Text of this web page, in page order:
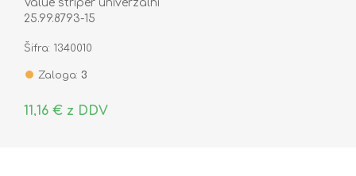
Value striper univerzalni
25.99.8793-15
Šifra: 1340010
Zaloga: 3
11,16 € z DDV